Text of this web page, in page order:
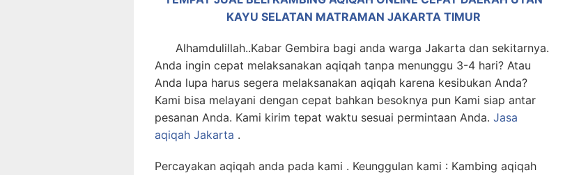
KAYU SELATAN MATRAMAN JAKARTA TIMUR
Alhamdulillah..Kabar Gembira bagi anda warga Jakarta dan sekitarnya.
Anda ingin cepat melaksanakan aqiqah tanpa menunggu 3-4 hari? Atau
Anda lupa harus segera melaksanakan aqiqah karena kesibukan Anda?
Kami bisa melayani dengan cepat bahkan besoknya pun Kami siap antar
pesanan Anda. Kami kirim tepat waktu sesuai permintaan Anda. Jasa
aqiqah Jakarta .
Percayakan aqiqah anda pada kami . Keunggulan kami : Kambing aqiqah